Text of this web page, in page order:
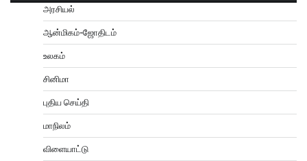
அரசியல்
ஆன்மிகம்-ஜோதிடம்
உலகம்
சினிமா
புதிய செய்தி
மாநிலம்
விளையாட்டு